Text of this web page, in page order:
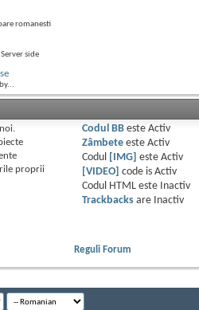
romanesti
side
proprii
Codul BBeste Activ
Zâmbeteeste Activ
Codul
[IMG] este Activ
[VIDEO]
code is Activ
Codul HTML este
Inactiv
Trackbacksare
Inactiv
Reguli Forum